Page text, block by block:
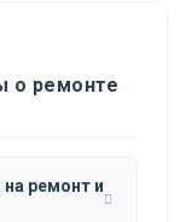
о ремонте
на ремонт и